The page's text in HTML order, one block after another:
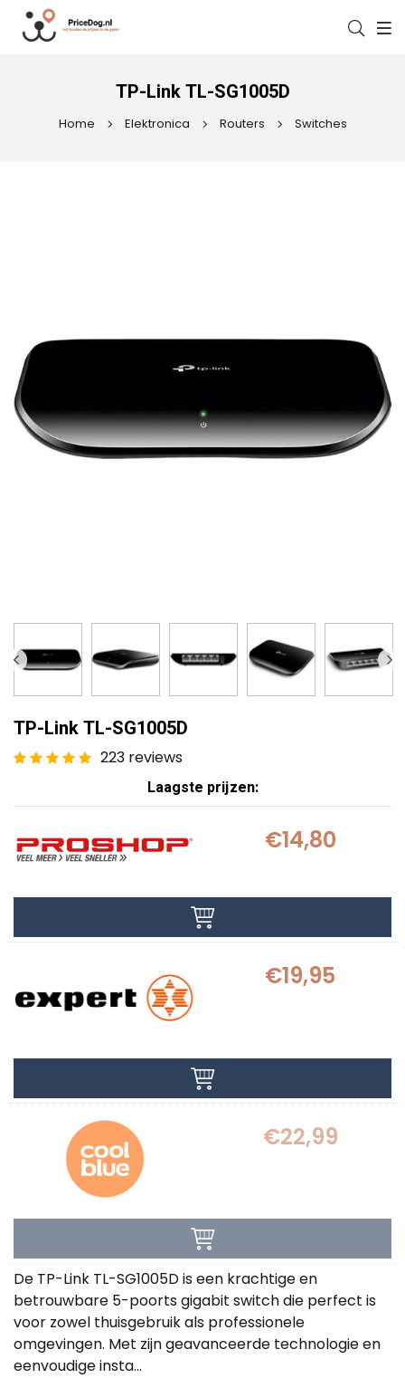
TP-Link TL-SG1005D
Home Elektronica Routers Switches
TP-Link TL-SG1005D
223 reviews
Laagste prijzen:
€14,80
€19,95
€22,99
De TP-Link TL-SG1005D is een krachtige en
betrouwbare 5-poorts gigabit switch die perfect is
voor zowel thuisgebruik als professionele
omgevingen. Met zijn geavanceerde technologie en
eenvoudige insta...